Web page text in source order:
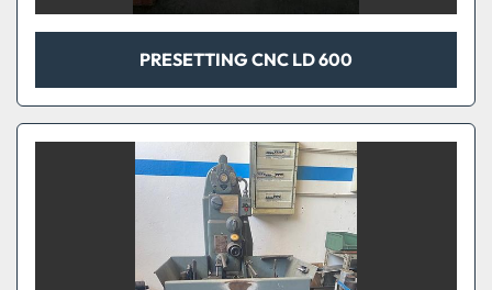
PRESETTING CNC LD 600